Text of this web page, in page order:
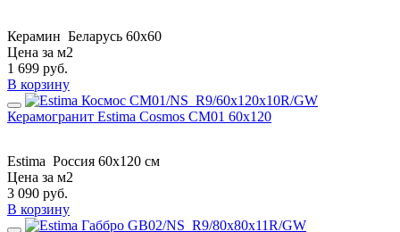
Керамин Беларусь 60х60
Цена за м2
1 699 руб.
В корзину
Керамогранит Estima Cosmos CM01 60x120
Estima Россия 60x120 см
Цена за м2
3 090 руб.
В корзину